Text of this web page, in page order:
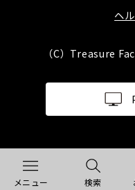
メニュー 検索
ヘ
（C）Treasure